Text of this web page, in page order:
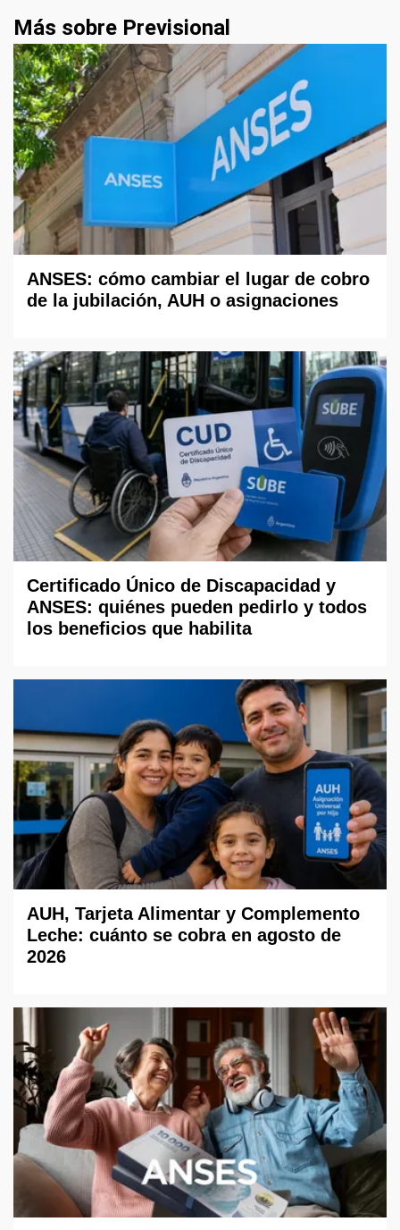
Más sobre Previsional
ANSES: cómo cambiar el lugar de cobro
de la jubilación, AUH o asignaciones
Certificado Único de Discapacidad y
ANSES: quiénes pueden pedirlo y todos
los beneficios que habilita
AUH, Tarjeta Alimentar y Complemento
Leche: cuánto se cobra en agosto de
2026